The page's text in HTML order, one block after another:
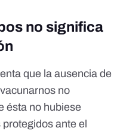
no significa
que la ausencia de
no
ésta no hubiese
ante el